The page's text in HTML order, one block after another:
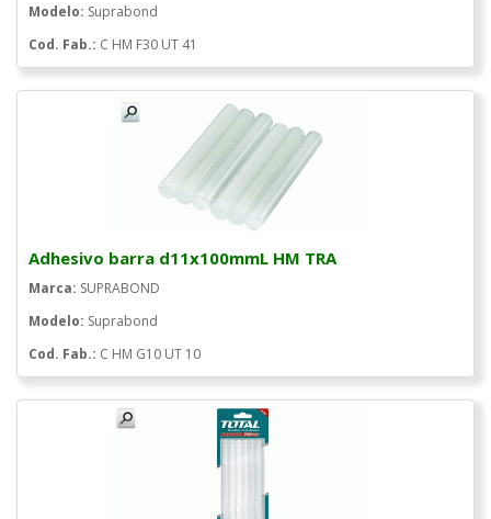
Modelo: Suprabond
Cod. Fab.: C HM F30 UT 41
Adhesivo barra d11x100mmL HM TRA
Marca: SUPRABOND
Modelo: Suprabond
Cod. Fab.: C HM G10 UT 10